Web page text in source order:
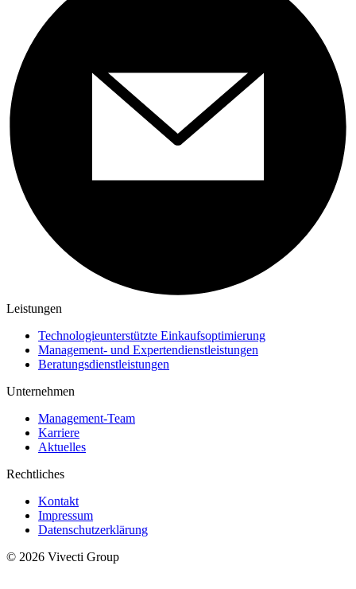
Leistungen
Technologieunterstützte Einkaufsoptimierung
Management- und Expertendienstleistungen
Beratungsdienstleistungen
Unternehmen
Management-Team
Karriere
Aktuelles
Rechtliches
Kontakt
Impressum
Datenschutzerklärung
© 2026 Vivecti Group